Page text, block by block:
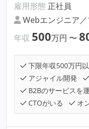
雇用形態 正社員
Webエンジニア
年収 500万円 〜
下限年収500万円
アジャイル開発
B2Bのサービスを
CTOがいる
オ